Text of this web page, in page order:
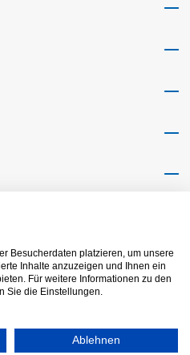
Besucherdaten platzieren, um unsere
Inhalte anzuzeigen und Ihnen ein
Für weitere Informationen zu den
Sie die Einstellungen.
Ablehnen